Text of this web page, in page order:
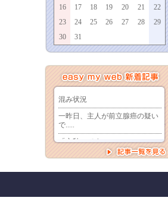
16
17 18 19 20 21
22
23
24 25 26 27 28
29
30
31